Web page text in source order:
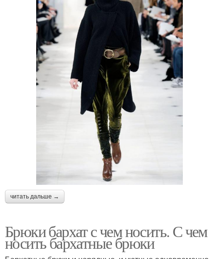
читать дальше →
Брюки бархат с чем носить. С чем
носить бархатные брюки